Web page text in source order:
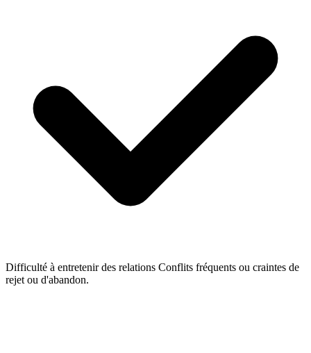
Difficulté à entretenir des relations Conflits fréquents ou craintes de
rejet ou d'abandon.